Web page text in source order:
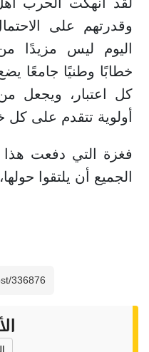
وقدرتهم على
اليوم ليس مزيدًا
خطابًا وطنيًا جامعًا
كل اعتبار، ويجعل من
أولوية تتقدم على
فغزة التي دفعت
الجميع أن يلتقوا